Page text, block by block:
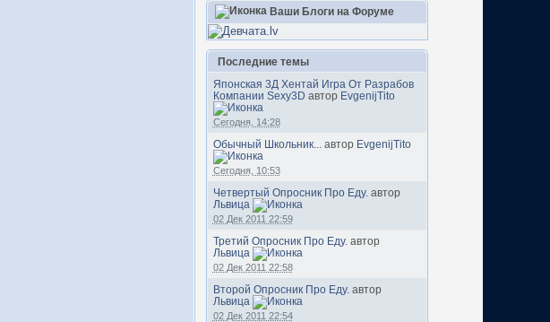
Ваши Блоги на Форуме
Последние темы
Японская 3Д Хентай Игра От Разрабов
Компании Sexy3D автор EvgenijTito
Сегодня, 14:28
Обычный Школьник... автор EvgenijTito
Сегодня, 10:53
Четвертый Опросник Про Еду. автор
Львица
02 Дек 2011 22:59
Третий Опросник Про Еду. автор
Львица
02 Дек 2011 22:58
Второй Опросник Про Еду. автор
Львица
02 Дек 2011 22:54